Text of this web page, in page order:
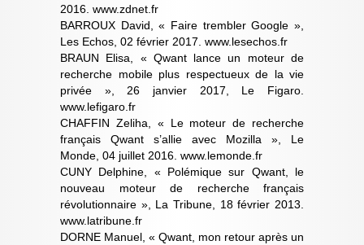
2016. www.zdnet.fr
BARROUX David, « Faire trembler Google »,
Les Echos, 02 février 2017. www.lesechos.fr
BRAUN Elisa, « Qwant lance un moteur de
recherche mobile plus respectueux de la vie
privée », 26 janvier 2017, Le Figaro.
www.lefigaro.fr
CHAFFIN Zeliha, « Le moteur de recherche
français Qwant s’allie avec Mozilla », Le
Monde, 04 juillet 2016. www.lemonde.fr
CUNY Delphine, « Polémique sur Qwant, le
nouveau moteur de recherche français
révolutionnaire », La Tribune, 18 février 2013.
www.latribune.fr
DORNE Manuel, « Qwant, mon retour après un